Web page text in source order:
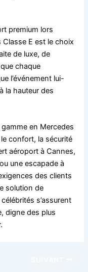
premium lors
Classe E est le choix
de luxe, de
chaque
l’événement lui-
la hauteur des
en Mercedes
confort, la sécurité
aéroport à Cannes,
une escapade à
des clients
solution de
s’assurent
digne des plus